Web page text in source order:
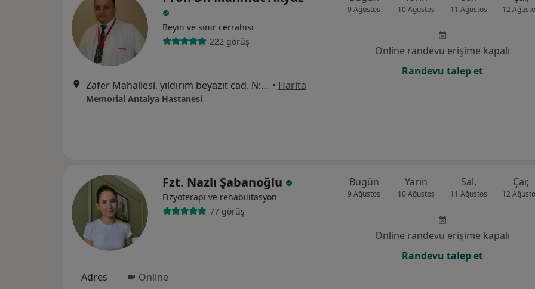
Beyin ve sinir cerrahisi
222 görüş
Zafer Mahallesi, yıldırım beyazıt cad. N:91, Dokuma,07025 Kepez/Antalya, Antalya • Harita
Memorial Antalya Hastanesi
9 Ağustos 10 Ağustos 11 Ağustos 12
Online randevu erişime kapalı
Randevu talep et
Fzt. Nazlı Şabanoğlu
Fizyoterapi ve rehabilitasyon
77 görüş
Adres Online
Bugün
9 Ağustos
Yarın
10 Ağustos
Sal,
11 Ağustos
Çar,
12
Online randevu erişime kapalı
Randevu talep et